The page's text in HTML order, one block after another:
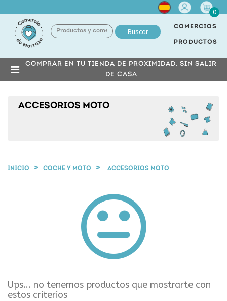
Cuenta
0
Buscar
COMERCIOS
PRODUCTOS
COMPRAR EN TU TIENDA DE PROXIMIDAD, SIN SALIR
DE CASA
ACCESORIOS MOTO
INICIO COCHE Y MOTO ACCESORIOS MOTO
Ups... no tenemos productos que mostrarte con
estos criterios